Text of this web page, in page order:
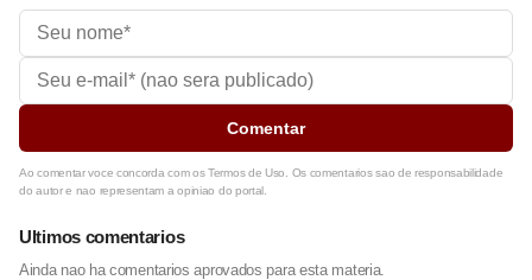
Comentar
Ao comentar voce concorda com os Termos de Uso. Os comentarios sao de responsabilidade
do autor e nao representam a opiniao do portal.
Ultimos comentarios
Ainda nao ha comentarios aprovados para esta materia.